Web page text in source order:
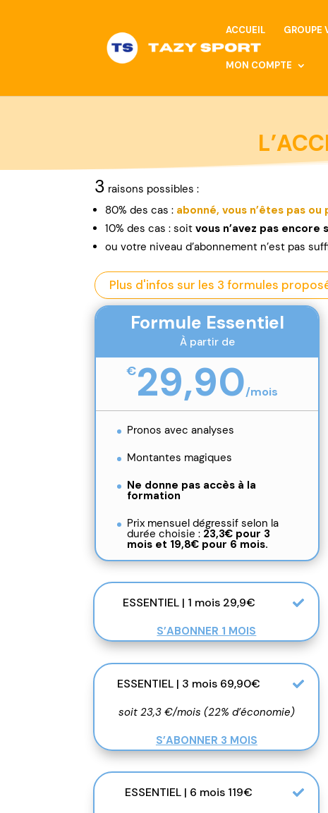
ACCUEIL GROUPE
MON COMPTE
3 raisons possibles :
80% des cas : abonné, vous n’êtes pas ou
10% des cas : soit vous n’avez pas
ouvotre niveau d’abonnement n’est pas
Plus d'infos sur les 3 formules
Formule Essentiel
À partir de
€29,90/mois
Pronos avec analyses
Montantes magiques
Ne donne pas accès à la
formation
Prix mensuel dégressif selon la
durée choisie : 23,3€ pour 3
mois et 19,8€ pour 6 mois.
ESSENTIEL | 1 mois 29,9€
S’ABONNER 1 MOIS
ESSENTIEL | 3 mois 69,90€
soit 23,3 €/mois (22% d’économie)
S’ABONNER 3 MOIS
ESSENTIEL | 6 mois 119€